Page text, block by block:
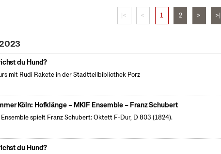
|< < 1 2 > >|
du Hund?
mit Rudi Rakete in der Stadtteilbibliothek Porz
Köln: Hofklänge – MKIF Ensemble – Franz Schubert
Ensemble spielt Franz Schubert: Oktett F-Dur, D 803 (1824).
du Hund?